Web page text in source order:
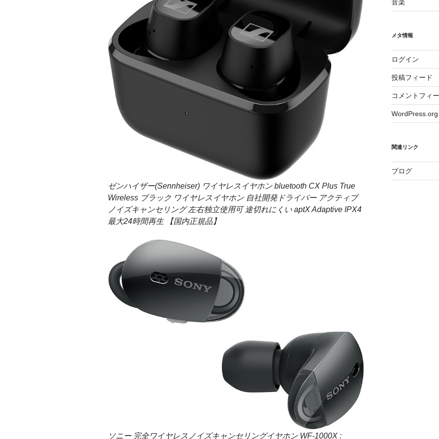
ゼンハイザー(Sennheiser) ワイヤレスイヤホン bluetooth CX Plus True
Wireless ブラック ワイヤレスイヤホン 自社開発ドライバー アクティブ
ノイズキャンセリング 左右独立使用可 途切れにくい aptX Adaptive IPX4
最大24時間再生 【国内正規品】
ソニー 完全ワイヤレスノイズキャンセリングイヤホン WF-1000X :
音楽
メタ情報
ログイン
投稿フィード
コメントフィ
WordPress.org
関連リンク
ブログ